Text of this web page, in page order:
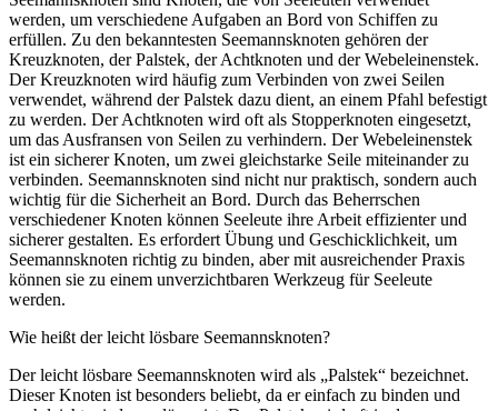
werden, um verschiedene Aufgaben an Bord von Schiffen zu
erfüllen. Zu den bekanntesten Seemannsknoten gehören der
Kreuzknoten, der Palstek, der Achtknoten und der Webeleinenstek.
Der Kreuzknoten wird häufig zum Verbinden von zwei Seilen
verwendet, während der Palstek dazu dient, an einem Pfahl befestigt
zu werden. Der Achtknoten wird oft als Stopperknoten eingesetzt,
um das Ausfransen von Seilen zu verhindern. Der Webeleinenstek
ist ein sicherer Knoten, um zwei gleichstarke Seile miteinander zu
verbinden. Seemannsknoten sind nicht nur praktisch, sondern auch
wichtig für die Sicherheit an Bord. Durch das Beherrschen
verschiedener Knoten können Seeleute ihre Arbeit effizienter und
sicherer gestalten. Es erfordert Übung und Geschicklichkeit, um
Seemannsknoten richtig zu binden, aber mit ausreichender Praxis
können sie zu einem unverzichtbaren Werkzeug für Seeleute
werden.
Wie heißt der leicht lösbare Seemannsknoten?
Der leicht lösbare Seemannsknoten wird als „Palstek“ bezeichnet.
Dieser Knoten ist besonders beliebt, da er einfach zu binden und